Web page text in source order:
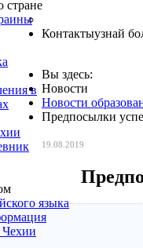
в
языка
Чехии
стране
Контактыузнай
Вы здесь:
Новости
Новости
Предпосылки
19.08.2019